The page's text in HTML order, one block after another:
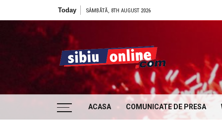
Today SÂMBĂTĂ, 8TH AUGUST 2026
… locatii si evenimente din Sibiu!!!
ACASA COMUNICATE DE PRESA